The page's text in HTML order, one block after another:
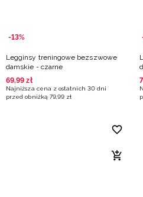
-13%
Legginsy treningowe bezszwowe
damskie - czarne
69,99 zł
Najniższa cena z ostatnich 30 dni
przed obniżką 79,99 zł